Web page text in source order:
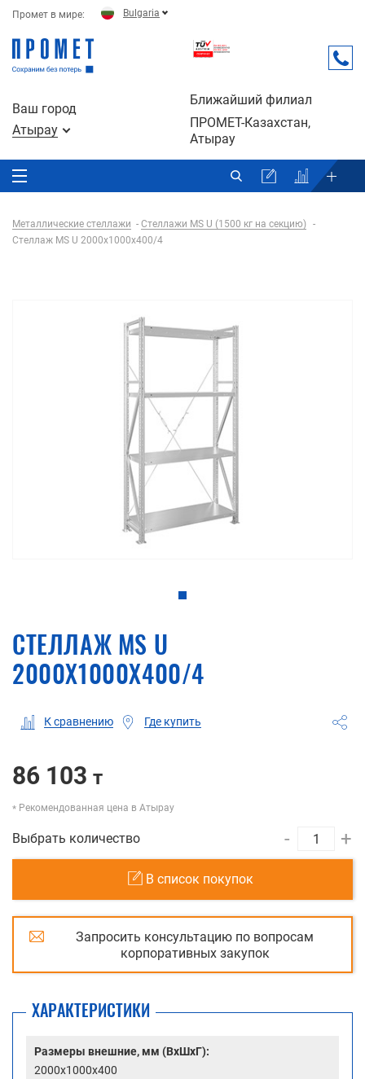
Промет в мире: Bulgaria
Ваш город
Атырау
Ближайший филиал
ПРОМЕТ-Казахстан,
Атырау
Металлические стеллажи
Стеллажи MS U (1500 кг на секцию)
Стеллаж MS U 2000x1000x400/4
СТЕЛЛАЖ MS U
2000X1000X400/4
К сравнению Где купить
86 103 т
Рекомендованная цена в Атырау
Выбрать количество - +
В список покупок
Запросить консультацию по вопросам
корпоративных закупок
ХАРАКТЕРИСТИКИ
Размеры внешние, мм (ВхШхГ):
2000x1000x400